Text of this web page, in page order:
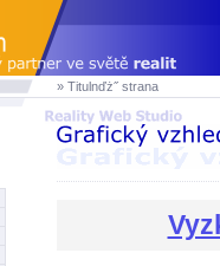
» Titulnďż˝ strana